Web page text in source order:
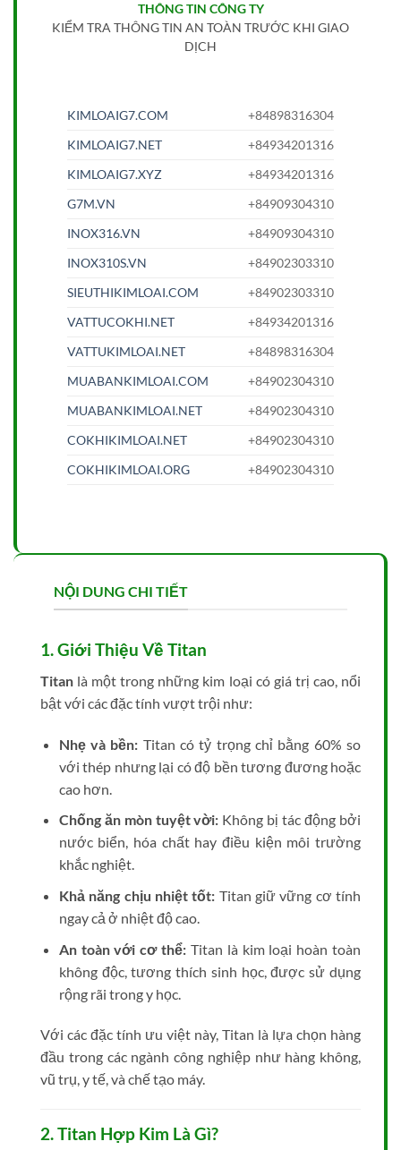
THÔNG TIN CÔNG TY
KIỂM TRA THÔNG TIN AN TOÀN TRƯỚC KHI GIAO
DỊCH
KIMLOAIG7.COM
+84898316304
KIMLOAIG7.NET
+84934201316
KIMLOAIG7.XYZ
+84934201316
G7M.VN
+84909304310
INOX316.VN
+84909304310
INOX310S.VN
+84902303310
SIEUTHIKIMLOAI.COM
+84902303310
VATTUCOKHI.NET
+84934201316
VATTUKIMLOAI.NET
+84898316304
MUABANKIMLOAI.COM
+84902304310
MUABANKIMLOAI.NET
+84902304310
COKHIKIMLOAI.NET
+84902304310
COKHIKIMLOAI.ORG
+84902304310
NỘI DUNG CHI TIẾT
1. Giới Thiệu Về Titan
Titan là một trong những kim loại có giá trị cao, nổi
bật với các đặc tính vượt trội như:
Nhẹ và bền: Titan có tỷ trọng chỉ bằng 60% so
với thép nhưng lại có độ bền tương đương hoặc
cao hơn.
Chống ăn mòn tuyệt vời: Không bị tác động bởi
nước biển, hóa chất hay điều kiện môi trường
khắc nghiệt.
Khả năng chịu nhiệt tốt: Titan giữ vững cơ tính
ngay cả ở nhiệt độ cao.
An toàn với cơ thể: Titan là kim loại hoàn toàn
không độc, tương thích sinh học, được sử dụng
rộng rãi trong y học.
Với các đặc tính ưu việt này, Titan là lựa chọn hàng
đầu trong các ngành công nghiệp như hàng không,
vũ trụ, y tế, và chế tạo máy.
2. Titan Hợp Kim Là Gì?